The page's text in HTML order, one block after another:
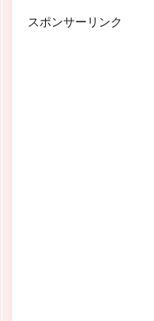
スポンサーリンク